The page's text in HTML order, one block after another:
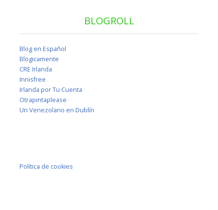
BLOGROLL
Blog en Español
Blogicamente
CRE Irlanda
Innisfree
Irlanda por Tu Cuenta
Otrapintaplease
Un Venezolano en Dublín
Política de cookies